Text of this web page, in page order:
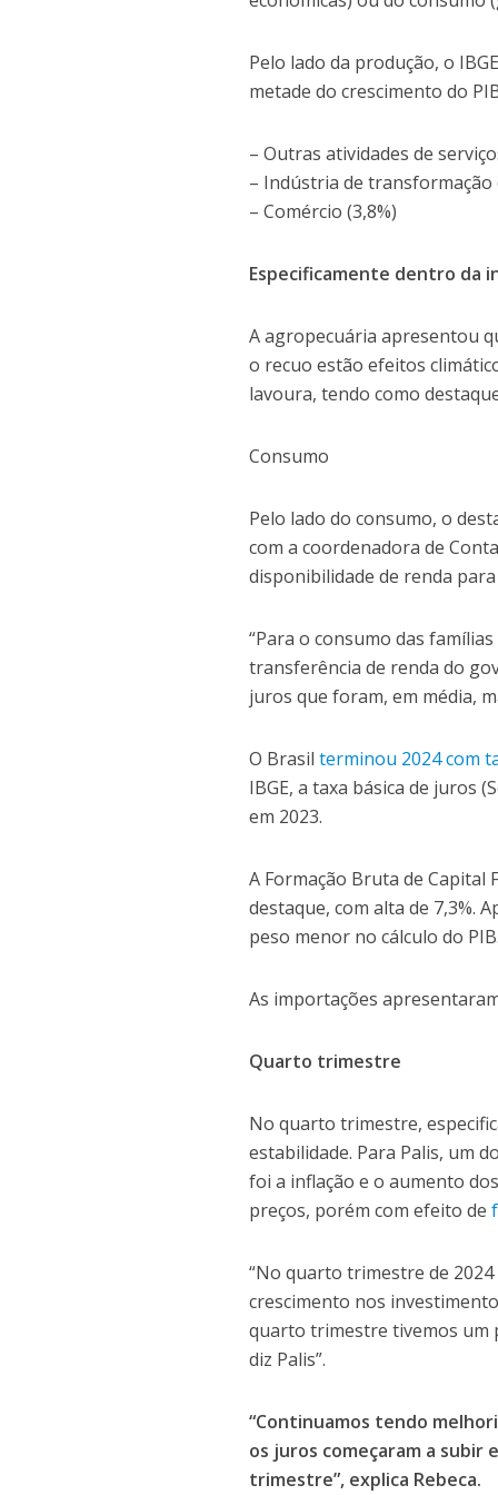
Pelo lado da produção, o
metade do crescimento do
– Outras atividades de
– Indústria de transformação
– Comércio (3,8%)
Especificamente dentro da
A agropecuária apresentou
o recuo estão efeitos
lavoura, tendo como
Consumo
Pelo lado do consumo, o
com a coordenadora de
disponibilidade de renda
“Para o consumo das
transferência de renda do
juros que foram, em média,
O Brasilterminou 2024 com
IBGE, a taxa básica de juros
em 2023.
A Formação Bruta de Capital
destaque, com alta de 7,3%.
peso menor no cálculo do
As importações
Quarto trimestre
No quarto trimestre,
estabilidade. Para Palis, um
foi a inflação e o aumento
preços, porém com efeito de
“No quarto trimestre de
crescimento nos
quarto trimestre tivemos um
diz Palis”.
“Continuamos tendo
os juros começaram a subir
trimestre”, explica Rebeca.